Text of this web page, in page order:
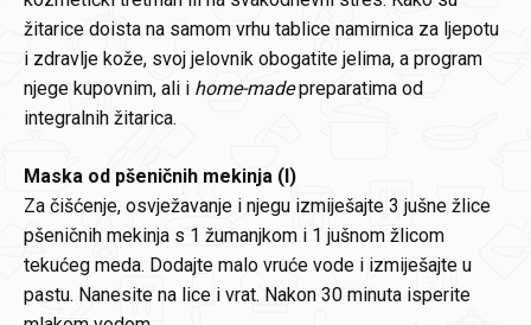
žitarice doista na samom vrhu tablice namirnica za ljepotu
i zdravlje kože, svoj jelovnik obogatite jelima, a program
njege kupovnim, ali i home-madepreparatima od
integralnih žitarica.
Maska od pšeničnih mekinja (I)
Za čišćenje, osvježavanje i njegu izmiješajte 3 jušne žlice
pšeničnih mekinja s 1 žumanjkom i 1 jušnom žlicom
tekućeg meda. Dodajte malo vruće vode i izmiješajte u
pastu. Nanesite na lice i vrat. Nakon 30 minuta isperite